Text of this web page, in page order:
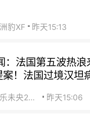
豹XF 昨天15:13
：法国第五波热浪
！法国过境汉坦
长乐未央2015 昨天15:06